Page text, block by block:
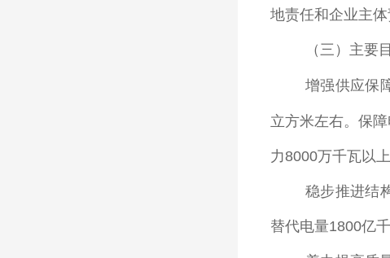
地责任和企业主
（三）主要
增强供应保
立方米左右。保
力8000万千瓦以上
稳步推进结
替代电量1800亿